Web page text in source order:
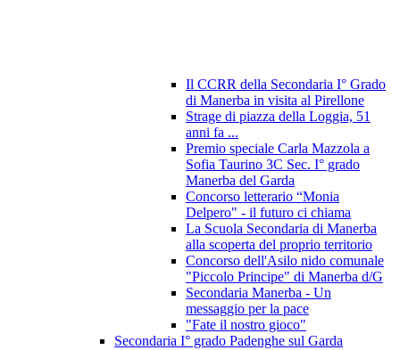
Il CCRR della Secondaria I° Grado
di Manerba in visita al Pirellone
Strage di piazza della Loggia, 51
anni fa ...
Premio speciale Carla Mazzola a
Sofia Taurino 3C Sec. I° grado
Manerba del Garda
Concorso letterario “Monia
Delpero" - il futuro ci chiama
La Scuola Secondaria di Manerba
alla scoperta del proprio territorio
Concorso dell'Asilo nido comunale
"Piccolo Principe" di Manerba d/G
Secondaria Manerba - Un
messaggio per la pace
"Fate il nostro gioco"
Secondaria I° grado Padenghe sul Garda